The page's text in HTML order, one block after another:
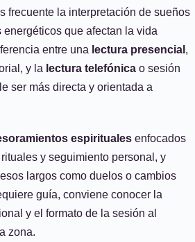
frecuente la interpretación de sueños
que afectan la vida
entre una lectura presencial ,
y la lectura telefónica o sesión
ser más directa y orientada a
espirituales enfocados
y seguimiento personal, y
largos como duelos o cambios
guía, conviene conocer la
y el formato de la sesión al
zona.